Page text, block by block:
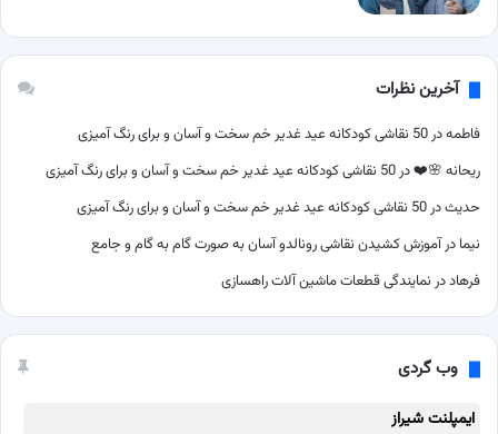
آخرین نظرات
فاطمهدر50 نقاشی کودکانه عید غدیر خم سخت و آسان و برای رنگ آمیزی
ریحانه 🌸❤️در50 نقاشی کودکانه عید غدیر خم سخت و آسان و برای رنگ آمیزی
حدیثدر50 نقاشی کودکانه عید غدیر خم سخت و آسان و برای رنگ آمیزی
نیما درآموزش کشیدن نقاشی رونالدو آسان به صورت گام به گام و جامع
فرهاددر نمایندگی قطعات ماشین آلات راهسازی
وب گردی
ایمپلنت شیراز